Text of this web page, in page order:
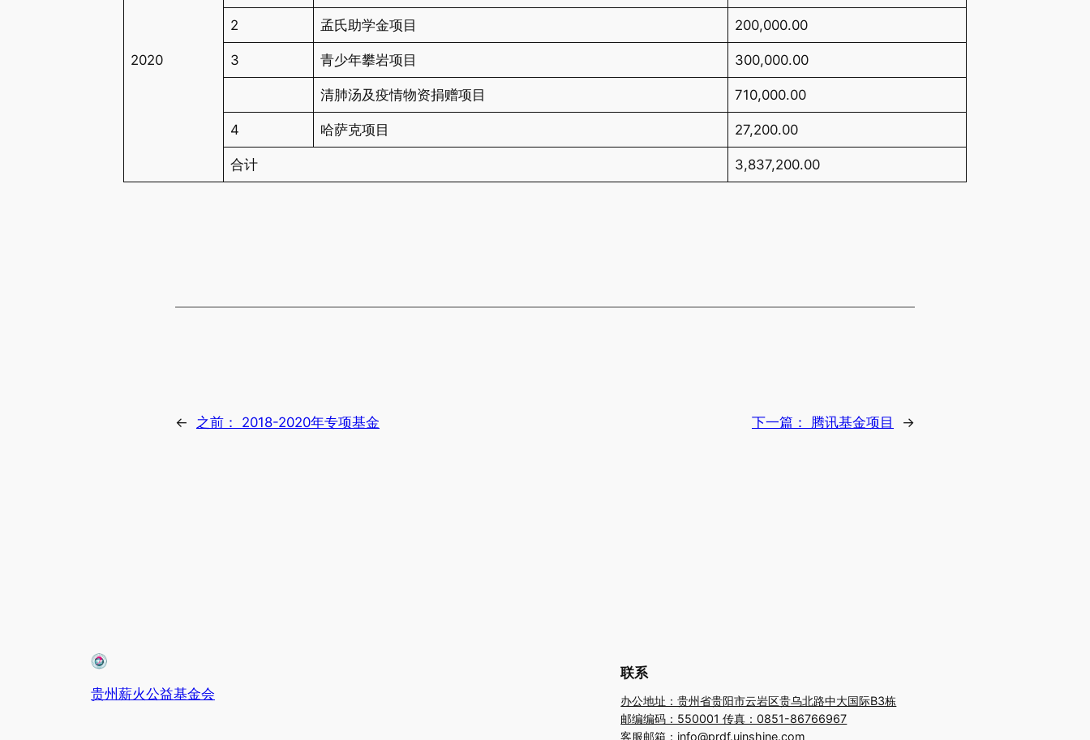
2020
2 孟氏助学金项目 200,000.00
3 青少年攀岩项目 300,000.00
清肺汤及疫情物资捐赠项目 710,000.00
4 哈萨克项目 27,200.00
合计 3,837,200.00
← 之前： 2018-2020年专项基金 下一篇： 腾讯基金项目 →
贵州薪火公益基金会
联系
办公地址：贵州省贵阳市云岩区贵乌北路中大国际B3栋
邮编编码：550001 传真：0851-86766967
客服邮箱：info@prdf.uinshine.com